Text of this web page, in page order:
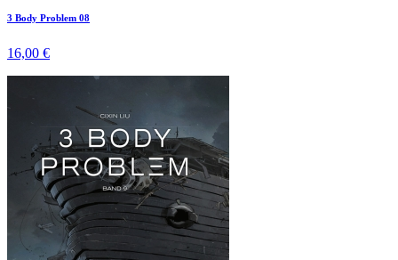
3 Body Problem 08
16,00 €